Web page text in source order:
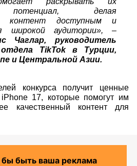
потенциал, делая
контент доступным и
широкой аудитории», –
Чаглар, руководитель
отдела TikTok в Турции,
и Центральной Азии.
конкурса получит ценные
17, которые помогут им
качественный контент для
бы быть ваша реклама